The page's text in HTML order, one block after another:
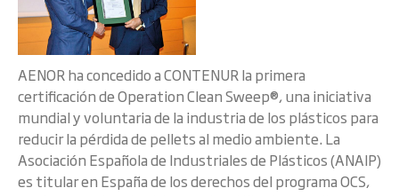
AENOR ha concedido a CONTENUR la primera
certificación de Operation Clean Sweep®, una iniciativa
mundial y voluntaria de la industria de los plásticos para
reducir la pérdida de pellets al medio ambiente. La
Asociación Española de Industriales de Plásticos (ANAIP)
es titular en España de los derechos del programa OCS,